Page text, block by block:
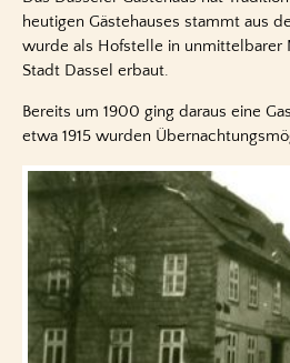
Neuigkeiten
Umgebung
Kontakt
Anreise
Suche
Impressum
Datenschutz
heutigen Gästehauses stammt aus
wurde als Hofstelle in unmittelbarer
Stadt Dassel erbaut.
Bereits um 1900 ging daraus eine
etwa 1915 wurden